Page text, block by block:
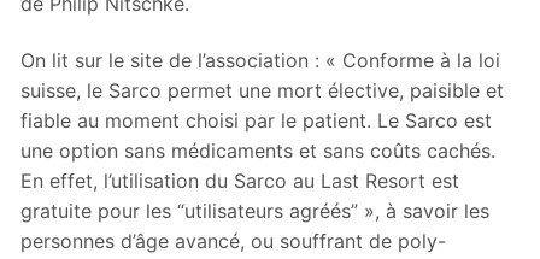
On lit sur le site de l’association : « Conforme à la loi
suisse, le Sarco permet une mort élective, paisible et
fiable au moment choisi par le patient. Le Sarco est
une option sans médicaments et sans coûts cachés.
En effet, l’utilisation du Sarco au Last Resort est
gratuite pour les “utilisateurs agréés” », à savoir les
personnes d’âge avancé, ou souffrant de poly-